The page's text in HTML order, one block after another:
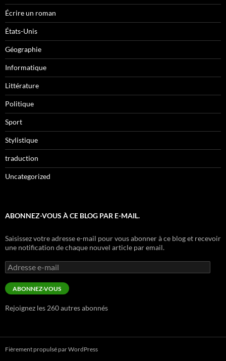
Écrire un roman
États-Unis
Géographie
Informatique
Littérature
Politique
Sport
Stylistique
traduction
Uncategorized
ABONNEZ-VOUS À CE BLOG PAR E-MAIL.
Saisissez votre adresse e-mail pour vous abonner à ce blog et recevoir
une notification de chaque nouvel article par email.
Adresse
e-
mail
ABONNEZ-VOUS
Rejoignez les 260 autres abonnés
Fièrement propulsé par WordPress